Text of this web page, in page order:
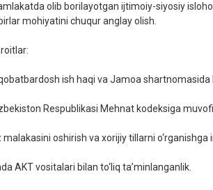
olib borilayotgan ijtimoiy-siyosiy
mohiyatini chuqur anglay olish.
ish haqi va Jamoa
Respublikasi Mehnat kodeksiga
malakasini oshirish va xorijiy tillarni o‘rganishga
AKT vositalari bilan to‘liq ta’minlanganlik.